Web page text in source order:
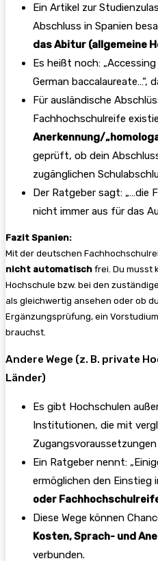
Ein Artikel zur
Abschluss in Spanien
das Abitur (allgemeine
Es heißt noch:
German baccalaureate…“,
Für ausländische
Fachhochschulreife
Anerkennung/
geprüft, ob dein
zugänglichen
Der Ratgeber sagt: „…die
nicht immer aus für das
Fazit Spanien:
Mit der deutschen
nicht automatisch frei. Du musst
Hochschule bzw. bei den
als gleichwertig ansehen oder ob
Ergänzungsprüfung, ein
brauchst.
Andere Wege (z. B. private
Länder)
Es gibt Hochschulen
Institutionen, die mit
Ein Ratgeber nennt:
ermöglichen den Einstieg
oder
Diese Wege können
Kosten, Sprach- und
verbunden.